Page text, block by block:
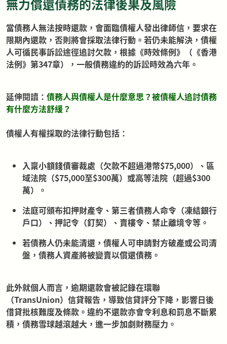
無力償還債務的法律後果及風險
當債務人無法按時還款，會面臨債權人發出律師信，要求在
限期內還款，否則將會採取法律行動。若仍未能解決，債權
人可循民事訴訟途徑追討欠款，根據《時效條例》（《香港
法例》第347章），一般債務違約的訴訟時效為六年。
延伸閱讀： 債務人與債權人是什麼意思？被債權人追討債務
有什麼方法舒緩？
債權人有權採取的法律行動包括：
入稟小額錢債審裁處（欠款不超過港幣$75,000）、區
域法院（$75,000至$300萬）或高等法院（超過$300
萬）。
法庭可頒布扣押財產令、第三者債務人命令（凍結銀行
戶口）、押記令（釘契）、賣樓令、禁止離境令等。
若債務人仍未能清還，債權人可申請對方破產或公司清
盤，債務人資產將被變賣以償還債務。
此外就個人而言，逾期還款會被記錄在環聯
（TransUnion）信貸報告，導致信貸評分下降，影響日後
借貸批核難度及條款。違約不還款亦會令利息和罰息不斷累
積，債務雪球越滾越大，進一步加劇財務壓力。